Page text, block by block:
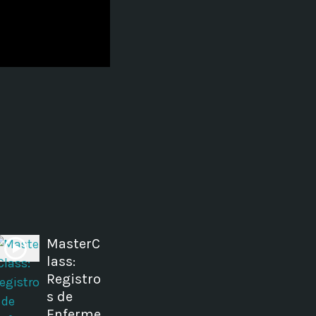
MasterC
lass:
Registro
s de